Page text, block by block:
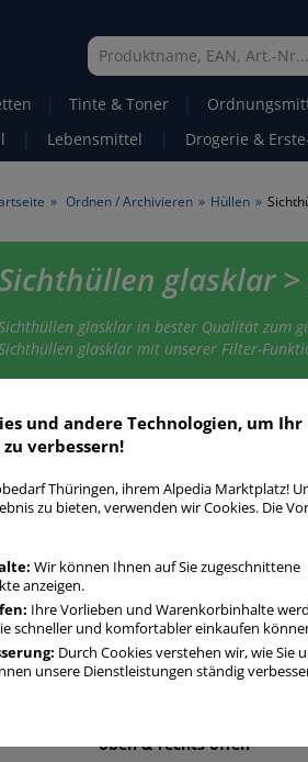
| Tinte & Toner |
| Lebensmittel | Drogerie &
» Ordnen / Archivieren » Hüllen »
glasklar
glasklar in bester Qualität zum
glasklar mit unserer Filter-
glasklar
Sichthüllen
Sichthüllen
farblos
oben & rechts offen
und andere Technologien, um Ihr
verbessern!
Thüringen, ihrem Alpedia Marktplatz!
zu bieten, verwenden wir Cookies. Die
Wir können Ihnen auf Sie zugeschnittene
anzeigen.
Ihre Vorlieben und Warenkorbinhalte
schneller und komfortabler einkaufen
Durch Cookies verstehen wir, wie Sie
unsere Dienstleistungen ständig